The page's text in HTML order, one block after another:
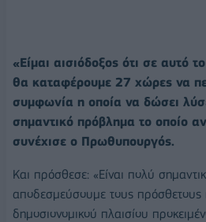
«Είμαι αισιόδοξος ότι σε αυτό
θα καταφέρουμε 27 χώρες να
συμφωνία η οποία να δώσει
σημαντικό πρόβλημα το οποίο
συνέχισε ο Πρωθυπουργός.
Και πρόσθεσε: «Είναι πολύ
αποδεσμεύσουμε τους
δημοσιονομικού πλαισίου